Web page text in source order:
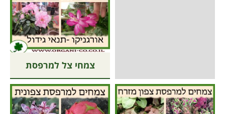
צמחי צל למרפסת